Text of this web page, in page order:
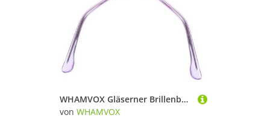
WHAMVOX Gläserner Brillenbügel Ersatz mit Antirutsch Design Passend Einfache Montage Langlebiges Material Transparentes Metall für Brillenreparatur Ersatzbrillenbügel
von WHAMVOX